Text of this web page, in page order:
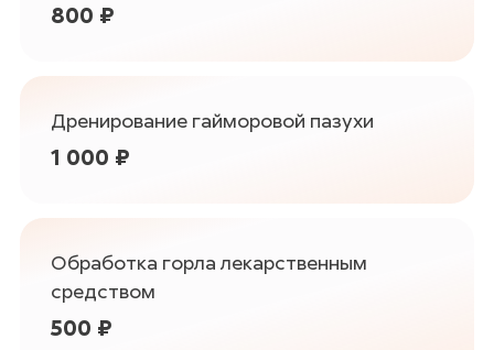
800 ₽
Дренирование гайморовой пазухи
1 000 ₽
Обработка горла лекарственным
средством
500 ₽